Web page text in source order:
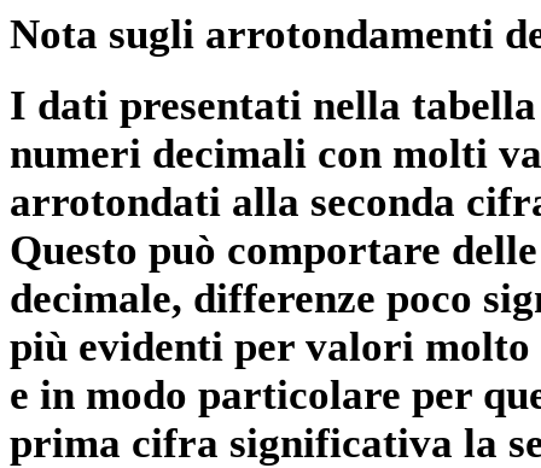
Nota sugli arrotondamenti
I dati presentati nella
numeri decimali con molti
arrotondati alla seconda
Questo può comportare
decimale, differenze poco
più evidenti per valori
e in modo particolare per
prima cifra significativa la